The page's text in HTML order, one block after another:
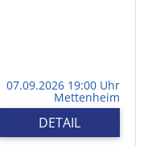
07.09.2026 19:00 Uhr
Mettenheim
DETAIL